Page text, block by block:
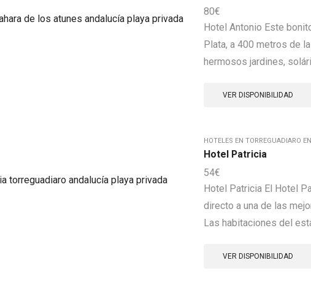
80€
Hotel Antonio Este
Plata, a 400 metros de
hermosos jardines,
VER DISPONIBILIDAD
HOTELES EN TORREGUADIARO
Hotel Patricia
54€
Hotel Patricia El Hotel
directo a una de las
Las habitaciones del
VER DISPONIBILIDAD